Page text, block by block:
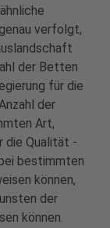
verfolgt,
der Betten
für die
der
Art,
die Qualität -
bestimmten
können,
der
können.